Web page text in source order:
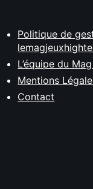
Politique de
L’équipe du
Mentions
Contact